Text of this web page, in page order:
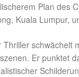
Plan des
Kuala Lumpur,
Thriller schwächelt
Er punktet